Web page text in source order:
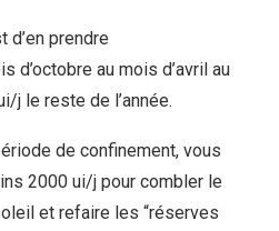
d’en prendre
d’octobre au mois d’avril au
j le reste de l’année.
de confinement, vous
2000 ui/j pour combler le
et refaire les “réserves